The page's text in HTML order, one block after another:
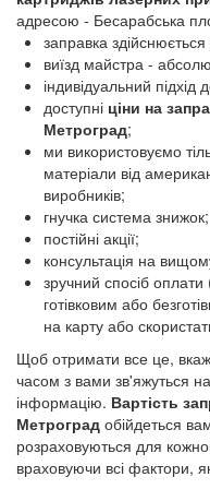
Заправка
Заправка
Заправка
Заправка
адресою - Бесарабська
заправка
виїзд майстра -
індивідуальний підхід
доступні ціни на
Метроград;
ми використовуємо
матеріали від
виробників;
гнучка система знижок;
постійні акції;
консультація на
зручний спосіб
готівковим або
на карту або
Щоб отримати все це,
часом з вами зв'яжуться
інформацію. Вартість
Метроград обійдеться
розраховуються для
враховуючи всі фактори,